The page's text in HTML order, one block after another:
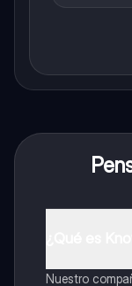
Nuestro